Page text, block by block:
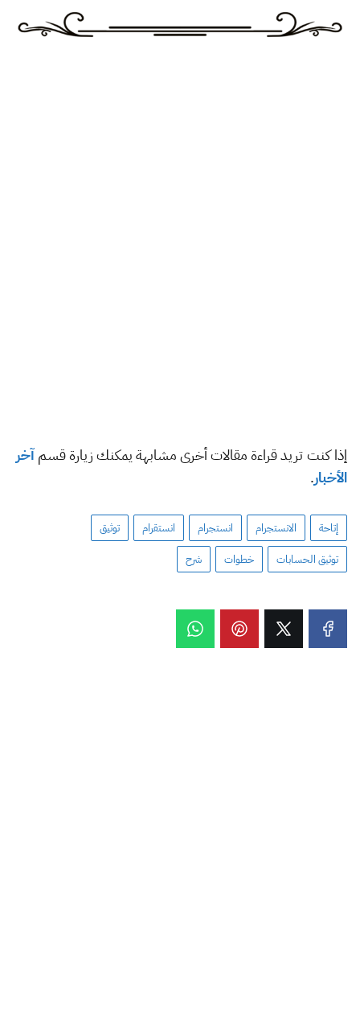
إذا كنت تريد قراءة مقالات أخرى مشابهة يمكنك زيارة قسمآخر
الأخبار.
إتاحة الانستجرام انستجرام انستقرام توثيق
توثيق الحسابات خطوات شرح